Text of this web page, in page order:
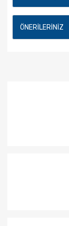
ÖNERILERINIZ